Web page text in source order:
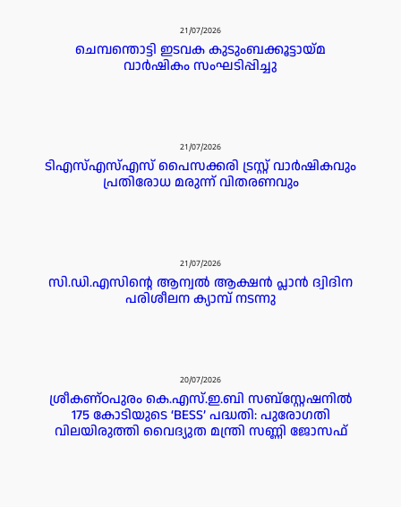
21/07/2026
ചെമ്പന്തൊട്ടി ഇടവക കുടുംബക്കൂട്ടായ്മ
വാർഷികം സംഘടിപ്പിച്ചു
21/07/2026
ടിഎസ്എസ്എസ് പൈസക്കരി ട്രസ്റ്റ് വാർഷികവും
പ്രതിരോധ മരുന്ന് വിതരണവും
21/07/2026
സി.ഡി.എസിന്റെ ആന്വൽ ആക്ഷൻ പ്ലാൻ ദ്വിദിന
പരിശീലന ക്യാമ്പ് നടന്നു
20/07/2026
ശ്രീകണ്ഠപുരം കെ.എസ്.ഇ.ബി സബ്‌സ്റ്റേഷനിൽ
175 കോടിയുടെ ‘BESS’ പദ്ധതി: പുരോഗതി
വിലയിരുത്തി വൈദ്യുത മന്ത്രി സണ്ണി ജോസഫ്